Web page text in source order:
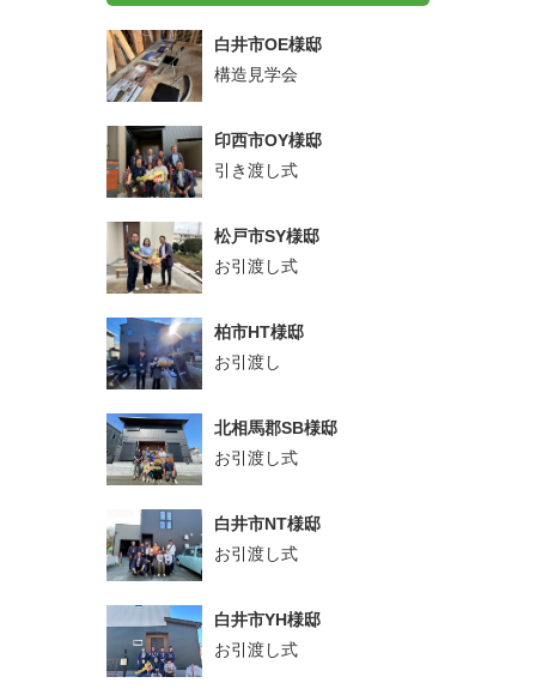
白井市OE様邸
構造見学会
印西市OY様邸
引き渡し式
松戸市SY様邸
お引渡し式
柏市HT様邸
お引渡し
北相馬郡SB様邸
お引渡し式
白井市NT様邸
お引渡し式
白井市YH様邸
お引渡し式